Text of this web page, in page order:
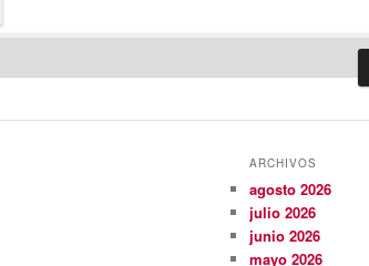
ARCHIVOS
agosto 2026
julio 2026
junio 2026
mayo 2026